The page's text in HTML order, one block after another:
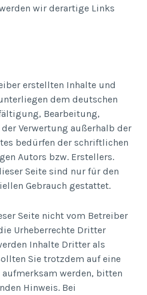
wir derartige Links
erstellten Inhalte und
dem deutschen
Bearbeitung,
Verwertung außerhalb der
bedürfen der schriftlichen
Autors bzw. Erstellers.
Seite sind nur für den
Gebrauch gestattet.
Seite nicht vom Betreiber
Urheberrechte Dritter
Inhalte Dritter als
Sie trotzdem auf eine
werden, bitten
Hinweis. Bei